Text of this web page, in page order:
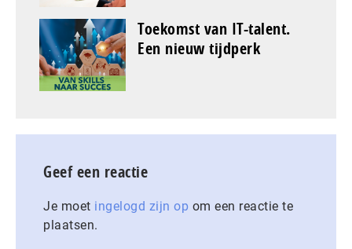
Toekomst van IT-talent.
Een nieuw tijdperk
Geef een reactie
Je moet ingelogd zijn op om een reactie te
plaatsen.